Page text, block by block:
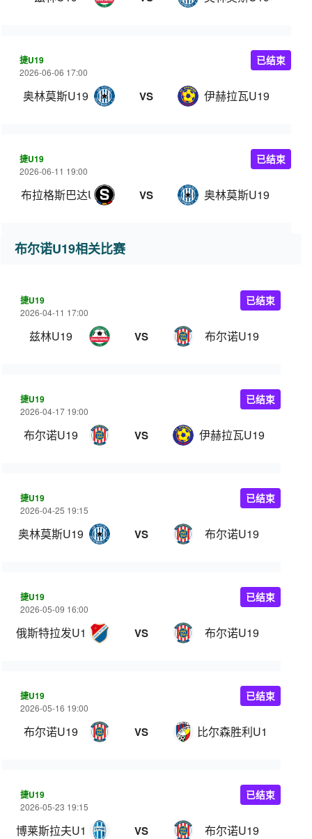
捷U19
2026-06-06 17:00
奥林莫斯U19 VS 伊赫拉瓦U19
已结束
捷U19
2026-06-11 19:00
布拉格斯巴达U19 VS 奥林莫斯U19
已结束
布尔诺U19相关比赛
捷U19
2026-04-11 17:00
兹林U19 VS 布尔诺U19
已结束
捷U19
2026-04-17 19:00
布尔诺U19 VS 伊赫拉瓦U19
已结束
捷U19
2026-04-25 19:15
奥林莫斯U19 VS 布尔诺U19
已结束
捷U19
2026-05-09 16:00
俄斯特拉发U19 VS 布尔诺U19
已结束
捷U19
2026-05-16 19:00
布尔诺U19 VS 比尔森胜利U19
已结束
捷U19
2026-05-23 19:15
博莱斯拉夫U19 VS 布尔诺U19
已结束